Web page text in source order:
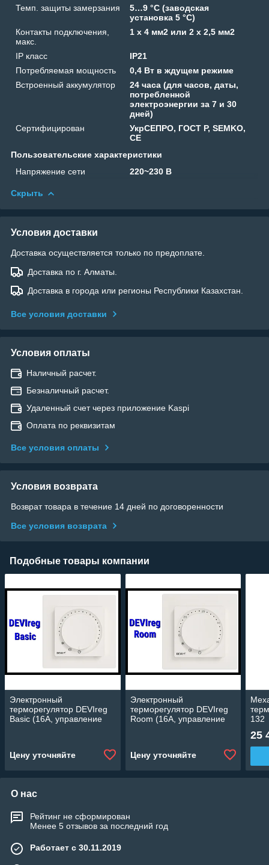
Темп. защиты замерзания
5…9 °C (заводская
установка 5 °C)
Контакты подключения,
макс.
1 x 4 мм2 или 2 x 2,5 мм2
IP класс
IP21
Потребляемая мощность
0,4 Вт в ждущем режиме
Встроенный аккумулятор
24 часа (для часов, даты,
потребленной
электроэнергии за 7 и 30
дней)
Сертифицирован
УкрСЕПРО, ГОСТ Р, SEMKO,
CE
Пользовательские характеристики
Напряжение сети
220~230 В
Скрыть
Условия доставки
Доставка осуществляется только по предоплате.
Доставка по г. Алматы.
Доставка в города или регионы Республики Казахстан.
Все условия доставки
Условия оплаты
Наличный расчет.
Безналичный расчет.
Удаленный счет через приложение Kaspi
Оплата по реквизитам
Все условия оплаты
Условия возврата
Возврат товара в течение 14 дней по договоренности
Все условия возврата
Подобные товары компании
Электронный
терморегулятор DEVIreg
Basic (16А, управление
Цену уточняйте
Электронный
терморегулятор DEVIreg
Room (16А, управление
Цену уточняйте
132
25
О нас
Рейтинг не сформирован
Менее 5 отзывов за последний год
Работает с 30.11.2019